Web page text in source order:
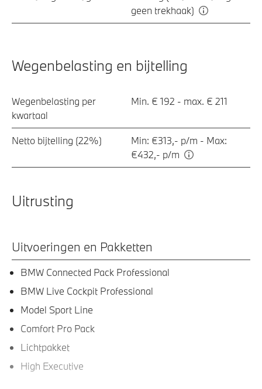
geen trekhaak)
Wegenbelasting en bijtelling
Wegenbelasting per
kwartaal
Min. € 192 - max. € 211
Netto bijtelling (22%)
Min: €313,- p/m - Max:
€432,- p/m
Uitrusting
Uitvoeringen en Pakketten
BMW Connected Pack Professional
BMW Live Cockpit Professional
Model Sport Line
Comfort Pro Pack
Lichtpakket
High Executive